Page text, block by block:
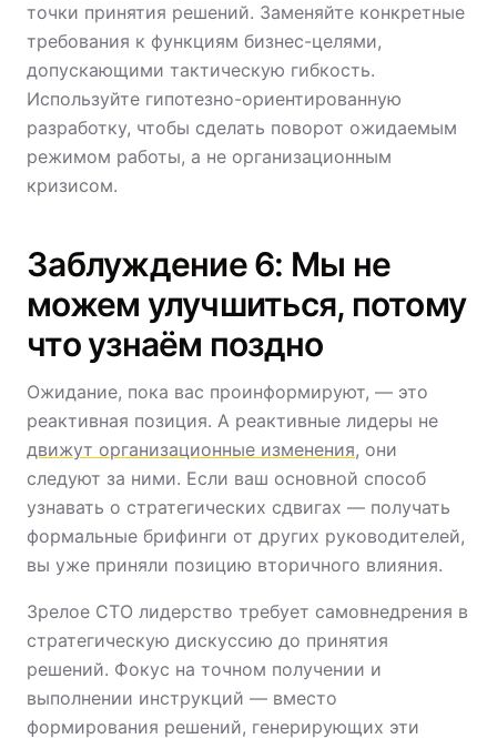
точки принятия решений. Заменяйте конкретные
требования к функциям бизнес-целями,
допускающими тактическую гибкость.
Используйте гипотезно-ориентированную
разработку, чтобы сделать поворот ожидаемым
режимом работы, а не организационным
кризисом.
Заблуждение 6: Мы не
можем улучшиться, потому
что узнаём поздно
Ожидание, пока вас проинформируют, — это
реактивная позиция. А реактивные лидеры не
движут организационные изменения, они
следуют за ними. Если ваш основной способ
узнавать о стратегических сдвигах — получать
формальные брифинги от других руководителей,
вы уже приняли позицию вторичного влияния.
Зрелое CTO лидерство требует самовнедрения в
стратегическую дискуссию до принятия
решений. Фокус на точном получении и
выполнении инструкций — вместо
формирования решений, генерирующих эти